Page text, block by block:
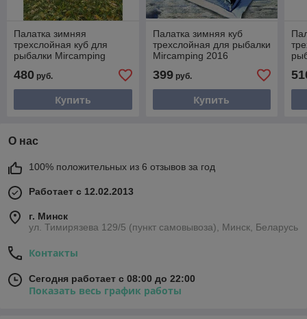
Палатка зимняя
трехслойная куб для
рыбалки Mircamping
480 руб.
Купить
Палатка зимняя куб
трехслойная для рыбалки
Mircamping 2016
399руб.
Купить
О нас
100% положительных из 6 отзывов за год
Работает с 12.02.2013
г. Минск
ул. Тимирязева 129/5 (пункт самовывоза), Минск, Беларусь
Контакты
Сегодня работает с 08:00 до 22:00
Показать весь график работы